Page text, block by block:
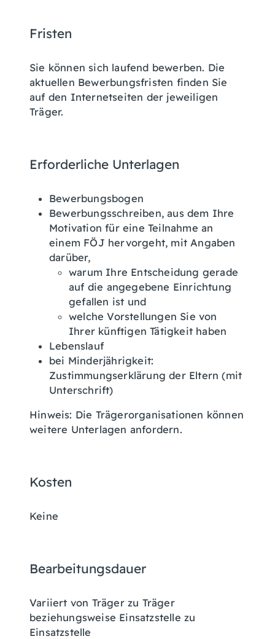
Fristen
Sie können sich laufend bewerben. Die
aktuellen Bewerbungsfristen finden Sie
auf den Internetseiten der jeweiligen
Träger.
Erforderliche Unterlagen
Bewerbungsbogen
Bewerbungsschreiben, aus dem Ihre
Motivation für eine Teilnahme an
einem FÖJ hervorgeht, mit Angaben
darüber,
warum Ihre Entscheidung gerade
auf die angegebene Einrichtung
gefallen ist und
welche Vorstellungen Sie von
Ihrer künftigen Tätigkeit haben
Lebenslauf
bei Minderjährigkeit:
Zustimmungserklärung der Eltern (mit
Unterschrift)
Hinweis: Die Trägerorganisationen können
weitere Unterlagen anfordern.
Kosten
Keine
Bearbeitungsdauer
Variiert von Träger zu Träger
beziehungsweise Einsatzstelle zu
Einsatzstelle